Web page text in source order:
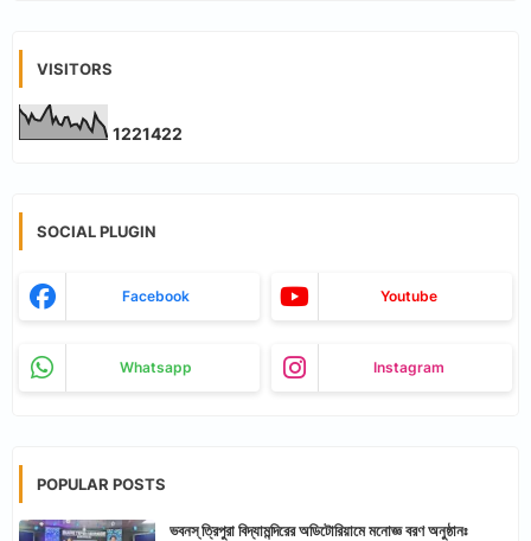
VISITORS
1221422
SOCIAL PLUGIN
Facebook Youtube
Whatsapp Instagram
POPULAR POSTS
ভবনস্ ত্রিপুরা বিদ্যামন্দিরের অডিটোরিয়ামে মনোজ্ঞ বরণ অনুষ্ঠানঃ